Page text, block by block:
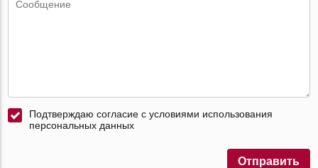
Подтверждаю согласие с условиями использования
персональных данных
Отправить